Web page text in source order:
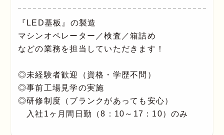
『LED基板』の製造
マシンオペレーター／検査／箱詰め
などの業務を担当していただきます！
◎未経験者歓迎（資格・学歴不問）
◎事前工場見学の実施
◎研修制度（ブランクがあっても安心）
入社1ヶ月間日勤（8：10～17：10）のみ